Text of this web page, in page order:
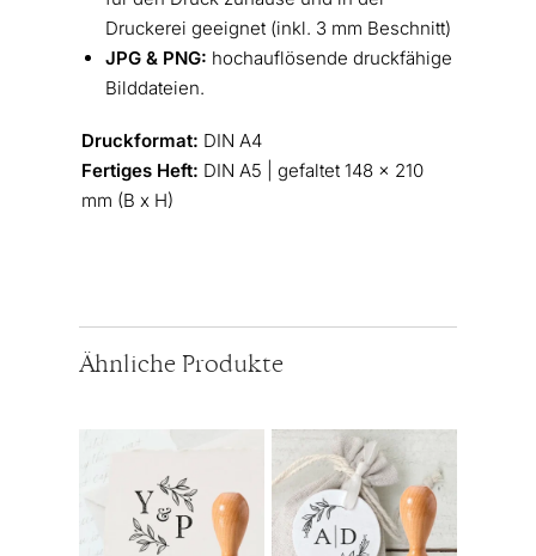
Druckerei geeignet (inkl. 3 mm Beschnitt)
JPG & PNG: hochauflösende druckfähige
Bilddateien.
Druckformat: DIN A4
Fertiges Heft: DIN A5 | gefaltet 148 x 210
mm (B x H)
Ähnliche Produkte